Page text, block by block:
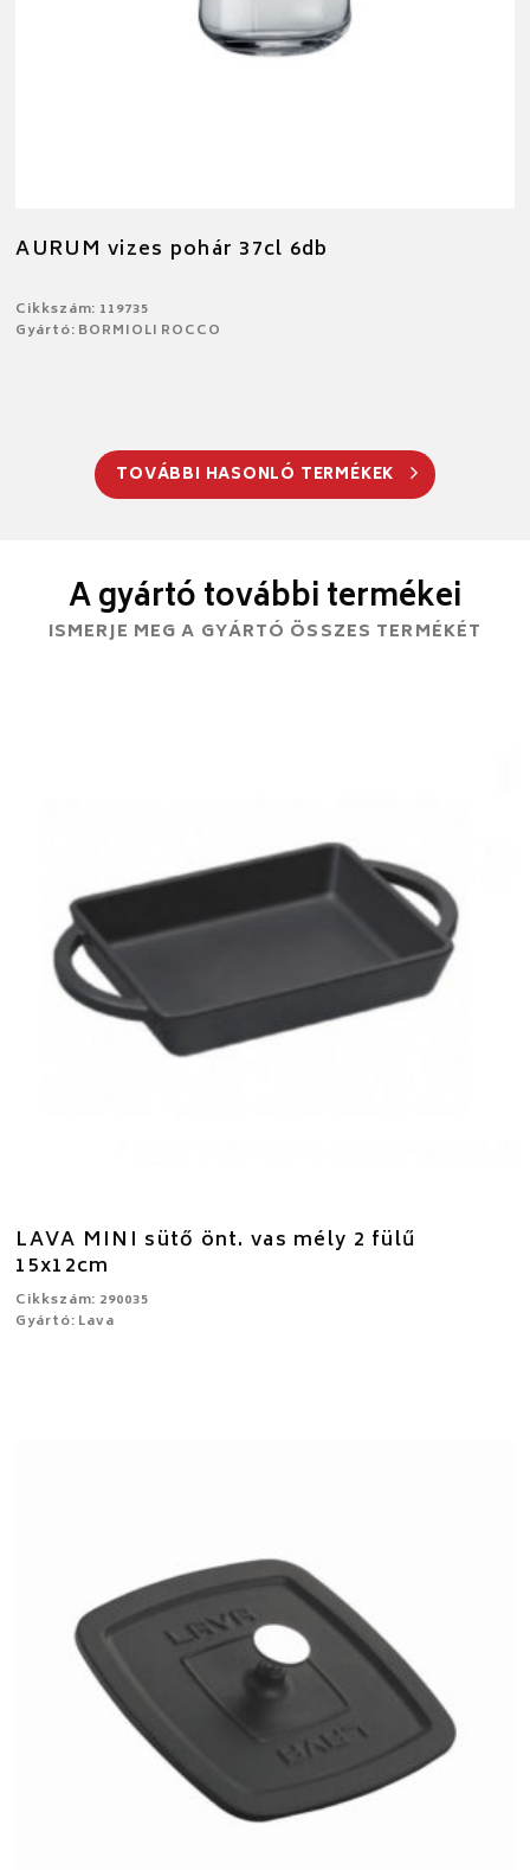
AURUM vizes pohár 37cl 6db
Cikkszám: 119735
Gyártó: BORMIOLI ROCCO
TOVÁBBI HASONLÓ TERMÉKEK
A gyártó további termékei
ISMERJE MEG A GYÁRTÓ ÖSSZES TERMÉKÉT
LAVA MINI sütő önt. vas mély 2 fülű
15x12cm
Cikkszám: 290035
Gyártó: Lava